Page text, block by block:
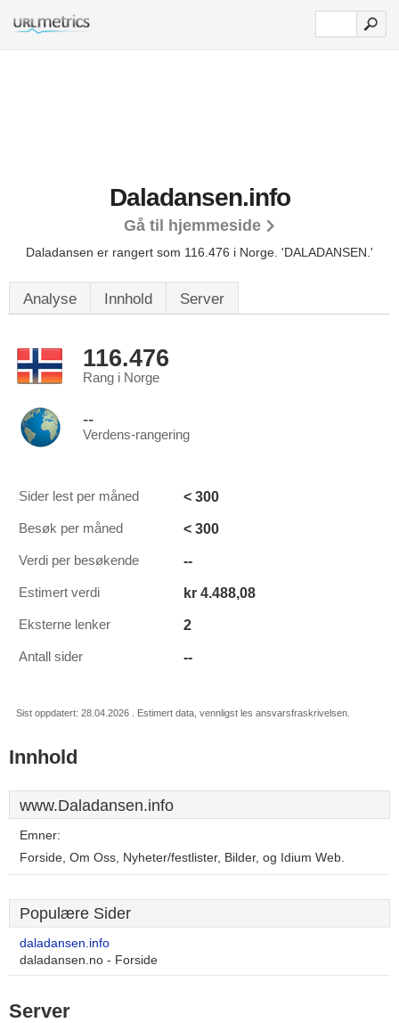
Daladansen.info
Gå til hjemmeside
Daladansen er rangert som 116.476 i Norge. 'DALADANSEN.'
Analyse Innhold Server
116.476
Rang i Norge
--
Verdens-rangering
Sider lest per måned < 300
Besøk per måned < 300
Verdi per besøkende --
Estimert verdi kr 4.488,08
Eksterne lenker 2
Antall sider --
Sist oppdatert: 28.04.2026 . Estimert data, vennligst les ansvarsfraskrivelsen.
Innhold
www.Daladansen.info
Emner:
Forside, Om Oss, Nyheter/festlister, Bilder, og Idium Web.
Populære Sider
daladansen.info
daladansen.no - Forside
Server